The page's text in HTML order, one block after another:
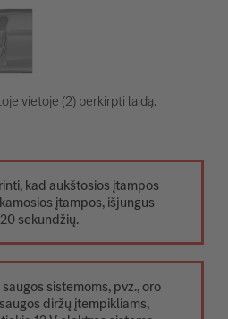
vietoje (2) perkirpti laidą.
kad aukštosios įtampos
įtampos, išjungus
sekundžių.
sistemoms, pvz., oro
diržų įtempikliams,